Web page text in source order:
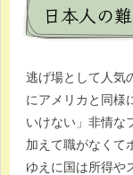
日本人の
逃げ場として人気
にアメリカと同様
いけない」非情な
加えて職がなくて
ゆえに国は所得や